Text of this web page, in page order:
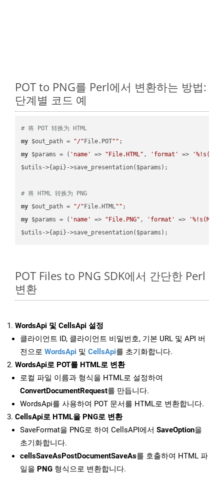
POT to PNG를 Perl에서 변환하는 방법:
단계별 코드 예
# 将 POT 转换为 HTML
my $out_path = "/" File.POT""
my $params = ( 'name' => "File.HTML" , 'format' =>
$utils->{api}->save_presentation($params);
# 将 HTML 转换为 PNG
my $out_path = "/" File.HTML""
my $params = ( 'name' => "File.PNG" , 'format' =>
POT Files to PNG SDK에서 간단한 Perl
변환
WordsApi 및 CellsApi 설정
클라이언트 ID, 클라이언트 비밀번호, 기본 URL 및 API 버
전으로 WordsApi 및 CellsApi를 초기화합니다.
WordsApi로 POT를 HTML로 변환
로컬 파일 이름과 형식을 HTML로 설정하여
ConvertDocumentRequest를 만듭니다.
WordsApi를 사용하여 POT 문서를 HTML로 변환합니다.
CellsApi로 HTML을 PNG로 변환
SaveFormat을 PNG로 하여 CellsAPI에서 SaveOption을
초기화합니다.
cellsSaveAsPostDocumentSaveAs를 호출하여 HTML 파
일을 PNG 형식으로 변환합니다.